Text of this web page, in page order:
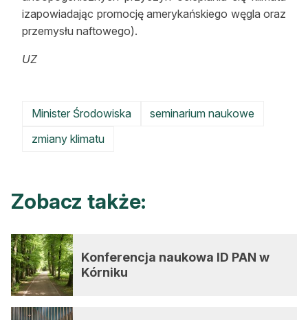
izapowiadając promocję amerykańskiego węgla oraz
przemysłu naftowego).
UZ
Minister Środowiska
seminarium naukowe
zmiany klimatu
Zobacz także:
Konferencja naukowa ID PAN w
Kórniku